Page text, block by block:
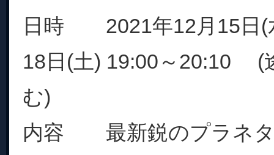
日時 2021年12月15日(
18日(土) 19:00～20:10 (
む)
内容 最新鋭のプラネタ